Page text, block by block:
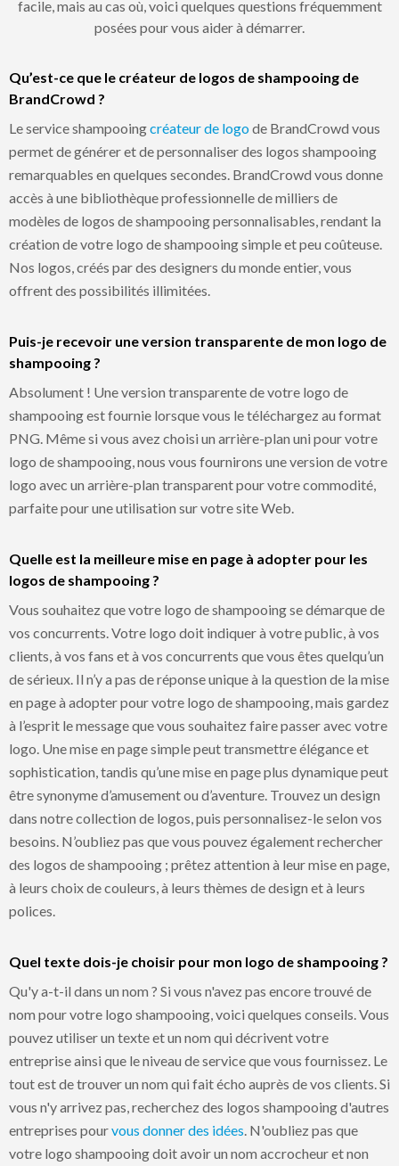
facile, mais au cas où, voici quelques questions fréquemment
posées pour vous aider à démarrer.
Qu’est-ce que le créateur de logos de shampooing de
BrandCrowd ?
Le service shampooingcréateur de logode BrandCrowd vous
permet de générer et de personnaliser des logos shampooing
remarquables en quelques secondes. BrandCrowd vous donne
accès à une bibliothèque professionnelle de milliers de
modèles de logos de shampooing personnalisables, rendant la
création de votre logo de shampooing simple et peu coûteuse.
Nos logos, créés par des designers du monde entier, vous
offrent des possibilités illimitées.
Puis-je recevoir une version transparente de mon logo de
shampooing ?
Absolument ! Une version transparente de votre logo de
shampooing est fournie lorsque vous le téléchargez au format
PNG. Même si vous avez choisi un arrière-plan uni pour votre
logo de shampooing, nous vous fournirons une version de votre
logo avec un arrière-plan transparent pour votre commodité,
parfaite pour une utilisation sur votre site Web.
Quelle est la meilleure mise en page à adopter pour les
logos de shampooing ?
Vous souhaitez que votre logo de shampooing se démarque de
vos concurrents. Votre logo doit indiquer à votre public, à vos
clients, à vos fans et à vos concurrents que vous êtes quelqu’un
de sérieux. Il n’y a pas de réponse unique à la question de la mise
en page à adopter pour votre logo de shampooing, mais gardez
à l’esprit le message que vous souhaitez faire passer avec votre
logo. Une mise en page simple peut transmettre élégance et
sophistication, tandis qu’une mise en page plus dynamique peut
être synonyme d’amusement ou d’aventure. Trouvez un design
dans notre collection de logos, puis personnalisez-le selon vos
besoins. N’oubliez pas que vous pouvez également rechercher
des logos de shampooing ; prêtez attention à leur mise en page,
à leurs choix de couleurs, à leurs thèmes de design et à leurs
polices.
Quel texte dois-je choisir pour mon logo de shampooing ?
Qu'y a-t-il dans un nom ? Si vous n'avez pas encore trouvé de
nom pour votre logo shampooing, voici quelques conseils. Vous
pouvez utiliser un texte et un nom qui décrivent votre
entreprise ainsi que le niveau de service que vous fournissez. Le
tout est de trouver un nom qui fait écho auprès de vos clients. Si
vous n'y arrivez pas, recherchez des logos shampooing d'autres
entreprises pourvous donner des idées . N'oubliez pas que
votre logo shampooing doit avoir un nom accrocheur et non